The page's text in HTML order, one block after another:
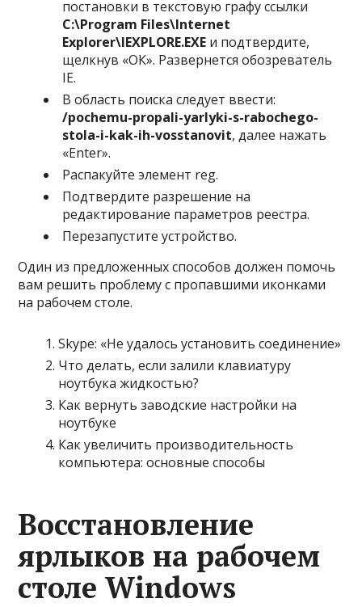
постановки в текстовую графу ссылки
C:\Program Files\Internet
Explorer\IEXPLORE.EXE и подтвердите,
щелкнув «ОК». Развернется обозреватель
IE.
В область поиска следует ввести:
/pochemu-propali-yarlyki-s-rabochego-
stola-i-kak-ih-vosstanovit, далее нажать
«Enter».
Распакуйте элемент reg.
Подтвердите разрешение на
редактирование параметров реестра.
Перезапустите устройство.
Один из предложенных способов должен помочь
вам решить проблему с пропавшими иконками
на рабочем столе.
Skype: «Не удалось установить соединение»
Что делать, если залили клавиатуру
ноутбука жидкостью?
Как вернуть заводские настройки на
ноутбуке
Как увеличить производительность
компьютера: основные способы
Восстановление
ярлыков на рабочем
столе Windows